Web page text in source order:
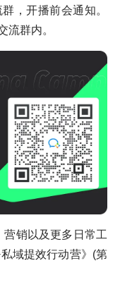
，开播前会通知。
流群内。
销以及更多日常工
域提效行动营》(第